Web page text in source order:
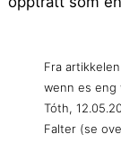
Fra
wenn es eng
Tóth,
Falter (se